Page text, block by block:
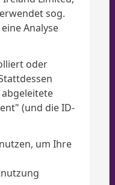
sog.
Analyse
oder
(und die ID-
um Ihre